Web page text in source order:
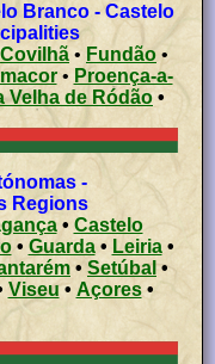
Branco - Castelo
Covilhã • Fundão •
• Proença-a-
Velha de Ródão •
-
Regions
• Castelo
• Guarda• Leiria•
• Setúbal•
Viseu• Açores•